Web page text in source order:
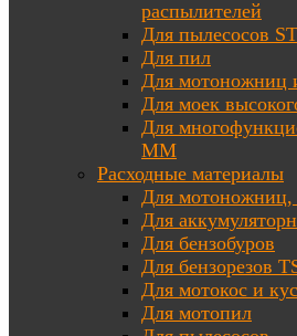
распылителей
Для пылесосов
Для пил
Для мотоножниц
Для моек
Для
MM
Расходные материалы
Для мотоножниц,
Для
Для бензобуров
Для бензорезов
Для мотокос и
Для мотопил